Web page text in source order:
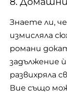
Знаете ли,
измисляла
романи
задължение
развихряла
Вие също